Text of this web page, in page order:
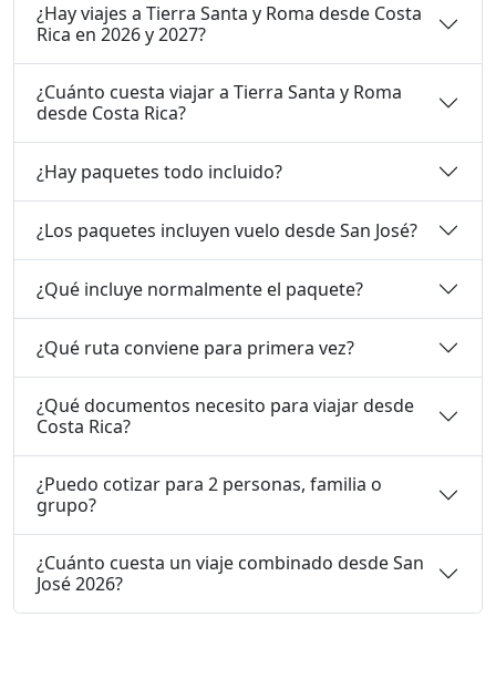
¿Hay viajes a Tierra Santa y Roma desde Costa
Rica en 2026 y 2027?
¿Cuánto cuesta viajar a Tierra Santa y Roma
desde Costa Rica?
¿Hay paquetes todo incluido?
¿Los paquetes incluyen vuelo desde San José?
¿Qué incluye normalmente el paquete?
¿Qué ruta conviene para primera vez?
¿Qué documentos necesito para viajar desde
Costa Rica?
¿Puedo cotizar para 2 personas, familia o
grupo?
¿Cuánto cuesta un viaje combinado desde San
José 2026?